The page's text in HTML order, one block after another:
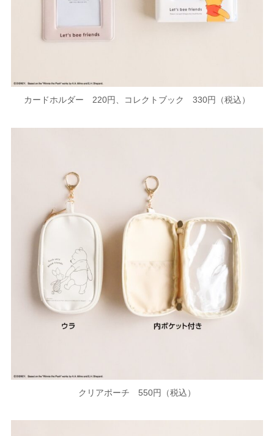
カードホルダー 220円、コレクトブック 330円（税込）
クリアポーチ 550円（税込）